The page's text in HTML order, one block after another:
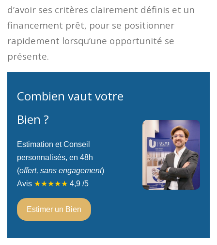
d’avoir ses critères clairement définis et un
financement prêt, pour se positionner
rapidement lorsqu’une opportunité se
présente.
Combien vaut votre
Bien ?
Estimation et Conseil
personnalisés, en 48h
(offert, sans engagement)
Avis ★★★★★ 4,9 /5
Estimer un Bien